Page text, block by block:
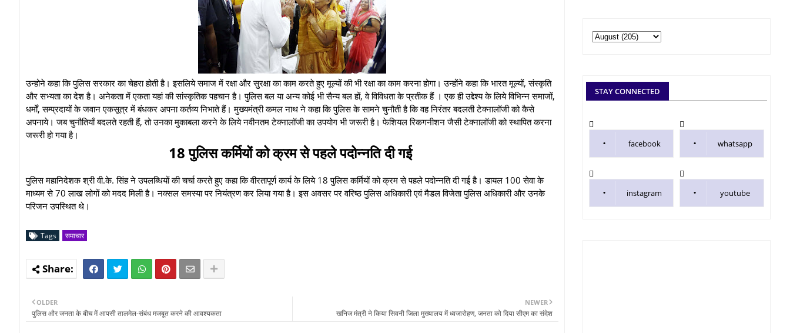
उन्होने कहा कि पुलिस सरकार का चेहरा होती है। इसलिये समाज में रक्षा और सुरक्षा का काम करते हुए मूल्यों की भी रक्षा का काम करना होगा। उन्होंने कहा कि भारत मूल्यों, संस्कृति
और सभ्यता का देश है। अनेकता में एकता यहां की सांस्कृतिक पहचान है। पुलिस बल या अन्य कोई भी सैन्य बल हों, वे विविधता के प्रतीक हैं । एक ही उद्देश्य के लिये विभिन्न समाजों,
धर्मों, सम्प्रदायों के जवान एकसूत्र में बंधकर अपना कर्तव्य निभाते हैं। मुख्यमंत्री कमल नाथ ने कहा कि पुलिस के सामने चुनौती है कि वह निरंतर बदलती टेक्नालॉजी को कैसे
अपनाये। जब चुनौतियाँ बदलते रहती हैं, तो उनका मुकाबला करने के लिये नवीनतम टेक्नालॉजी का उपयोग भी जरूरी है। फेशियल रिकगनीशन जैसी टेक्नालॉजी को स्थापित करना
जरूरी हो गया है।
18 पुलिस कर्मियों को क्रम से पहले पदोन्नति दी गई
पुलिस महानिदेशक श्री वी.के. सिंह ने उपलब्धियों की चर्चा करते हुए कहा कि वीरतापूर्ण कार्य के लिये 18 पुलिस कर्मियों को क्रम से पहले पदोन्नति दी गई है। डायल 100 सेवा के
माध्यम से 70 लाख लोगों को मदद मिली है। नक्सल समस्या पर नियंत्रण कर लिया गया है। इस अवसर पर वरिष्ठ पुलिस अधिकारी एवं मैडल विजेता पुलिस अधिकारी और उनके
परिजन उपस्थित थे।
Tags समाचार
NEWER
खनिज मंत्री ने किया सिवनी जिला मुख्यालय में ध्वजारोहण, जनता को दिया सीएम का संदेश
OLDER
पुलिस और जनता के बीच में आपसी तालमेल-संबंध मजबूत करने की आवश्यकता
STAY CONNECTED
facebook whatsapp
instagram youtube